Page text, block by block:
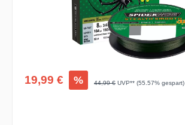
Verkaufspreis:
19,99 € % Regulärer Preis:
44,99 € UVP** (55.57% gespart)